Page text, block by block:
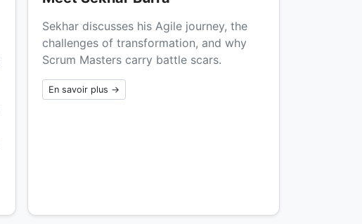
Sekhar discusses his Agile journey, the
challenges of transformation, and why
Scrum Masters carry battle scars.
En savoir plus →